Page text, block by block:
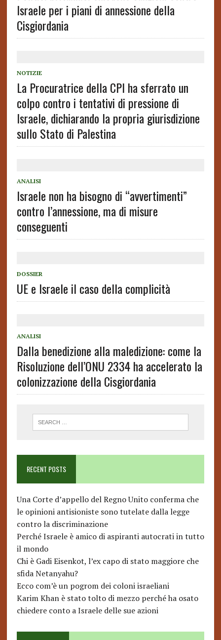
Israele per i piani di annessione della
Cisgiordania
NOTIZIE
La Procuratrice della CPI ha sferrato un
colpo contro i tentativi di pressione di
Israele, dichiarando la propria giurisdizione
sullo Stato di Palestina
ANALISI
Israele non ha bisogno di “avvertimenti”
contro l’annessione, ma di misure
conseguenti
DOSSIER
UE e Israele il caso della complicità
ANALISI
Dalla benedizione alla maledizione: come la
Risoluzione dell’ONU 2334 ha accelerato la
colonizzazione della Cisgiordania
RECENT POSTS
Una Corte d’appello del Regno Unito conferma che
le opinioni antisioniste sono tutelate dalla legge
contro la discriminazione
Perché Israele è amico di aspiranti autocrati in tutto
il mondo
Chi è Gadi Eisenkot, l’ex capo di stato maggiore che
sfida Netanyahu?
Ecco com’è un pogrom dei coloni israeliani
Karim Khan è stato tolto di mezzo perché ha osato
chiedere conto a Israele delle sue azioni